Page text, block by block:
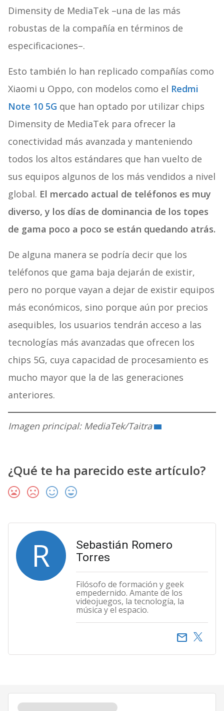
Dimensity de MediaTek –una de las más
robustas de la compañía en términos de
especificaciones–.
Esto también lo han replicado compañías como
Xiaomi u Oppo, con modelos como el Redmi
Note 10 5G que han optado por utilizar chips
Dimensity de MediaTek para ofrecer la
conectividad más avanzada y manteniendo
todos los altos estándares que han vuelto de
sus equipos algunos de los más vendidos a nivel
global. El mercado actual de teléfonos es muy
diverso, y los días de dominancia de los topes
de gama poco a poco se están quedando atrás.
De alguna manera se podría decir que los
teléfonos que gama baja dejarán de existir,
pero no porque vayan a dejar de existir equipos
más económicos, sino porque aún por precios
asequibles, los usuarios tendrán acceso a las
tecnologías más avanzadas que ofrecen los
chips 5G, cuya capacidad de procesamiento es
mucho mayor que la de las generaciones
anteriores.
Imagen principal: MediaTek/Taitra
¿Qué te ha parecido este artículo?
R
Sebastián Romero
Torres
Filósofo de formación y geek
empedernido. Amante de los
videojuegos, la tecnología, la
música y el espacio.
email